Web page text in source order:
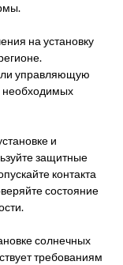
на установку
управляющую
и
защитные
контакта
состояние
солнечных
требованиям